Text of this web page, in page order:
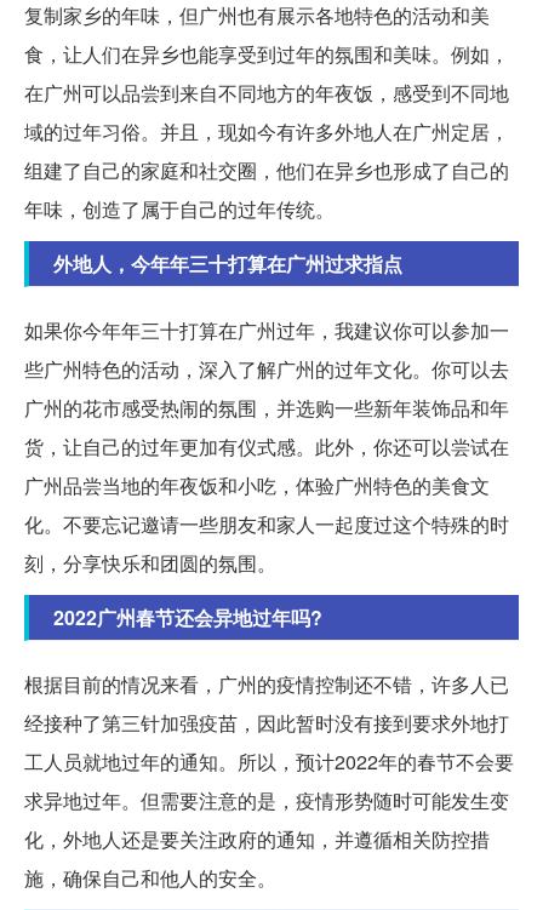
复制家乡的年味，但广州也有展示各地特色的活动和美
食，让人们在异乡也能享受到过年的氛围和美味。例如，
在广州可以品尝到来自不同地方的年夜饭，感受到不同地
域的过年习俗。并且，现如今有许多外地人在广州定居，
组建了自己的家庭和社交圈，他们在异乡也形成了自己的
年味，创造了属于自己的过年传统。
外地人，今年年三十打算在广州过求指点
如果你今年年三十打算在广州过年，我建议你可以参加一
些广州特色的活动，深入了解广州的过年文化。你可以去
广州的花市感受热闹的氛围，并选购一些新年装饰品和年
货，让自己的过年更加有仪式感。此外，你还可以尝试在
广州品尝当地的年夜饭和小吃，体验广州特色的美食文
化。不要忘记邀请一些朋友和家人一起度过这个特殊的时
刻，分享快乐和团圆的氛围。
2022广州春节还会异地过年吗?
根据目前的情况来看，广州的疫情控制还不错，许多人已
经接种了第三针加强疫苗，因此暂时没有接到要求外地打
工人员就地过年的通知。所以，预计2022年的春节不会要
求异地过年。但需要注意的是，疫情形势随时可能发生变
化，外地人还是要关注政府的通知，并遵循相关防控措
施，确保自己和他人的安全。